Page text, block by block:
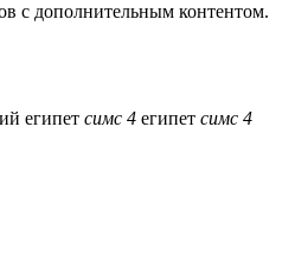
с дополнительным контентом.
египет симс 4 египет симс 4